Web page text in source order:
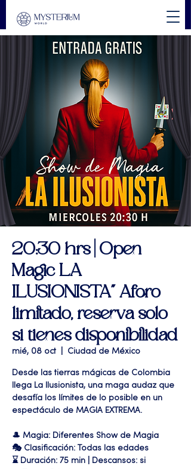
20:30 hrs | Open
Magic LA
ILUSIONISTA" Aforo
limitado, reserva solo
si tienes disponibilidad
mié, 08 oct Ciudad de México
Desde las tierras mágicas de Colombia
llega La Ilusionista, una maga audaz que
desafía los límites de lo posible en un
espectáculo de MAGIA EXTREMA.
🎩 Magia: Diferentes Show de Magia
🎭 Clasificación: Todas las edades
⌛ Duración: 75 min | Descansos: si